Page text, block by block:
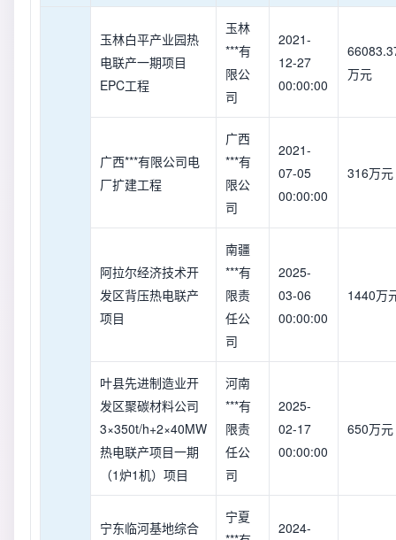
玉林白平产业园热
电联产一期项目
EPC工程
玉林
***有
限公
司
2021-
12-27
00:00:00
万元
广西***有限公司电
厂扩建工程
广西
***有
限公
司
2021-
07-05
00:00:00
316万元
阿拉尔经济技术开
发区背压热电联产
项目
南疆
***有
限责
任公
司
2025-
03-06
00:00:00
1440万
叶县先进制造业开
发区聚碳材料公司
3×350t/h+2×40MW
热电联产项目一期
（1炉1机）项目
河南
***有
限责
任公
司
2025-
02-17
00:00:00
650万元
宁东临河基地综合
宁夏
2024-